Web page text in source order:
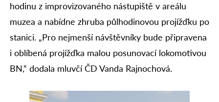
hodinu z improvizovaného nástupiště v areálu
muzea a nabídne zhruba půlhodinovou projížďku po
stanici. „Pro nejmenší návštěvníky bude připravena
i oblíbená projížďka malou posunovací lokomotivou
BN,“ dodala mluvčí ČD Vanda Rajnochová.